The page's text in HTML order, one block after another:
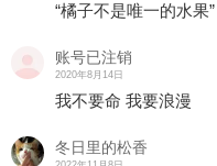
“橘子不是唯一的水果”
账号已注销
2020年8月14日
我不要命 我要浪漫
冬日里的松香